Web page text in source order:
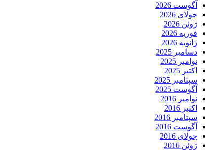
آگوست 2026
جولای 2026
ژوئن 2026
فوریه 2026
ژانویه 2026
دسامبر 2025
نوامبر 2025
اکتبر 2025
سپتامبر 2025
آگوست 2025
نوامبر 2016
اکتبر 2016
سپتامبر 2016
آگوست 2016
جولای 2016
ژوئن 2016